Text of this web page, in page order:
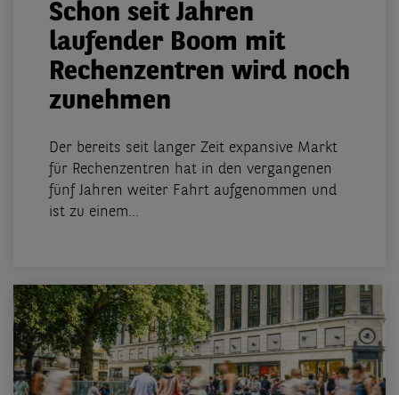
Schon seit Jahren
laufender Boom mit
Rechenzentren wird noch
zunehmen
Der bereits seit langer Zeit expansive Markt
für Rechenzentren hat in den vergangenen
fünf Jahren weiter Fahrt aufgenommen und
ist zu einem...